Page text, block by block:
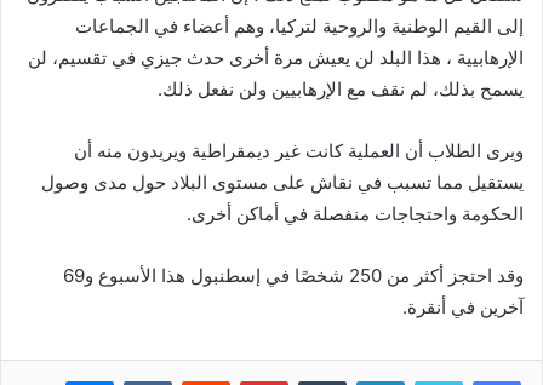
إلى القيم الوطنية والروحية لتركيا، وهم أعضاء في الجماعات
الإرهابيية ، هذا البلد لن يعيش مرة أخرى حدث جيزي في تقسيم، لن
يسمح بذلك، لم نقف مع الإرهابيين ولن نفعل ذلك.
ويرى الطلاب أن العملية كانت غير ديمقراطية ويريدون منه أن
يستقيل مما تسبب في نقاش على مستوى البلاد حول مدى وصول
الحكومة واحتجاجات منفصلة في أماكن أخرى.
وقد احتجز أكثر من 250 شخصًا في إسطنبول هذا الأسبوع و69
آخرين في أنقرة.
فيسبوك تويتر لينكدإن بينتيريست ماسنجر